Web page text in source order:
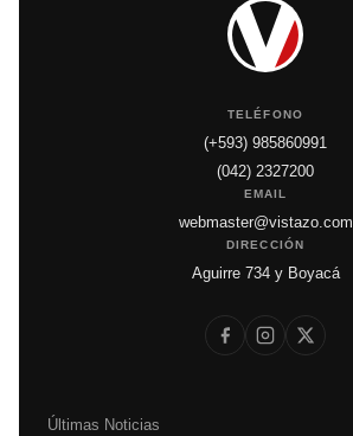
TELÉFONO
(+593) 985860991
(042) 2327200
EMAIL
webmaster@vistazo.com
DIRECCIÓN
Aguirre 734 y Boyacá
Últimas Noticias